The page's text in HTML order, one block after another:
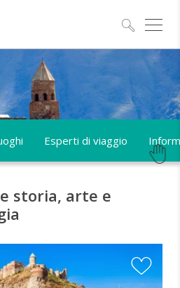
Esperti di viaggio
storia, arte e